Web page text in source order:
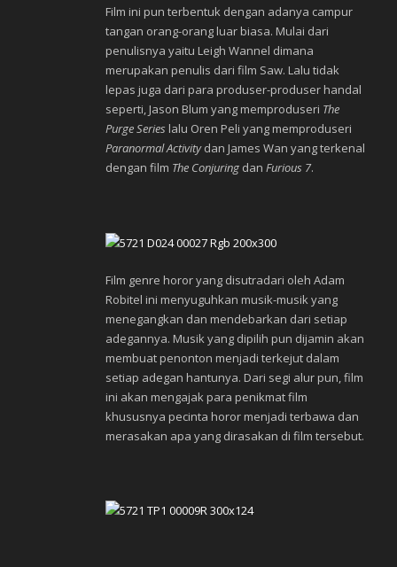
Film ini pun terbentuk dengan adanya campur
tangan orang-orang luar biasa. Mulai dari
penulisnya yaitu Leigh Wannel dimana
merupakan penulis dari film Saw. Lalu tidak
lepas juga dari para produser-produser handal
seperti, Jason Blum yang memproduseri The
Purge Series lalu Oren Peli yang memproduseri
Paranormal Activitydan James Wan yang terkenal
dengan film The Conjuring dan Furious 7.
Film genre horor yang disutradari oleh Adam
Robitel ini menyuguhkan musik-musik yang
menegangkan dan mendebarkan dari setiap
adegannya. Musik yang dipilih pun dijamin akan
membuat penonton menjadi terkejut dalam
setiap adegan hantunya. Dari segi alur pun, film
ini akan mengajak para penikmat film
khususnya pecinta horor menjadi terbawa dan
merasakan apa yang dirasakan di film tersebut.